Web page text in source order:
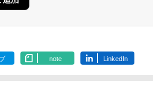
note LinkedIn